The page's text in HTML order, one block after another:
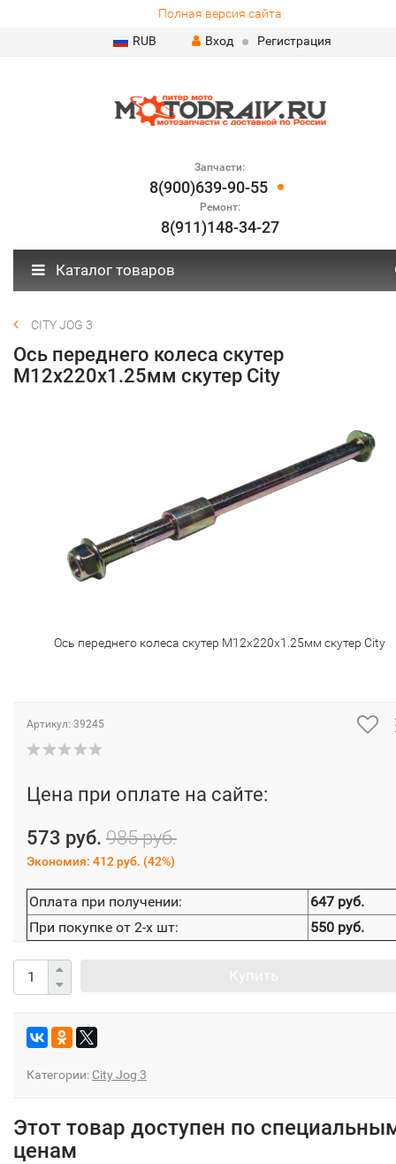
Полная версия сайта
RUB
Вход Регистрация
Запчасти:
8(900)639-90-55
Ремонт:
8(911)148-34-27
Каталог товаров
CITY JOG 3
Ось переднего колеса скутер
М12х220х1.25мм скутер City
Ось переднего колеса скутер М12х220х1.25мм скутер City
Артикул: 39245
Цена при оплате на сайте:
573 руб. 985 руб.
Экономия: 412 руб. (42%)
Оплата при получении:
647 руб.
При покупке от 2-х шт:
550 руб.
Категории: City Jog 3
Этот товар доступен по
ценам